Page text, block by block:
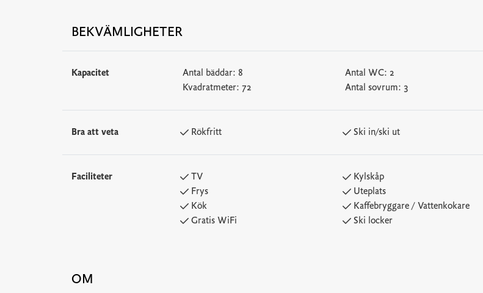
BEKVÄMLIGHETER
Kapacitet Antal bäddar: 8 Antal WC: 2
Kvadratmeter: 72 Antal sovrum: 3
Bra att veta Rökfritt Ski in/ski ut
Faciliteter TV
Kylskåp
Frys
Uteplats
Kök
Kaffebryggare / Vattenkokare
Gratis WiFi
Ski locker
OM